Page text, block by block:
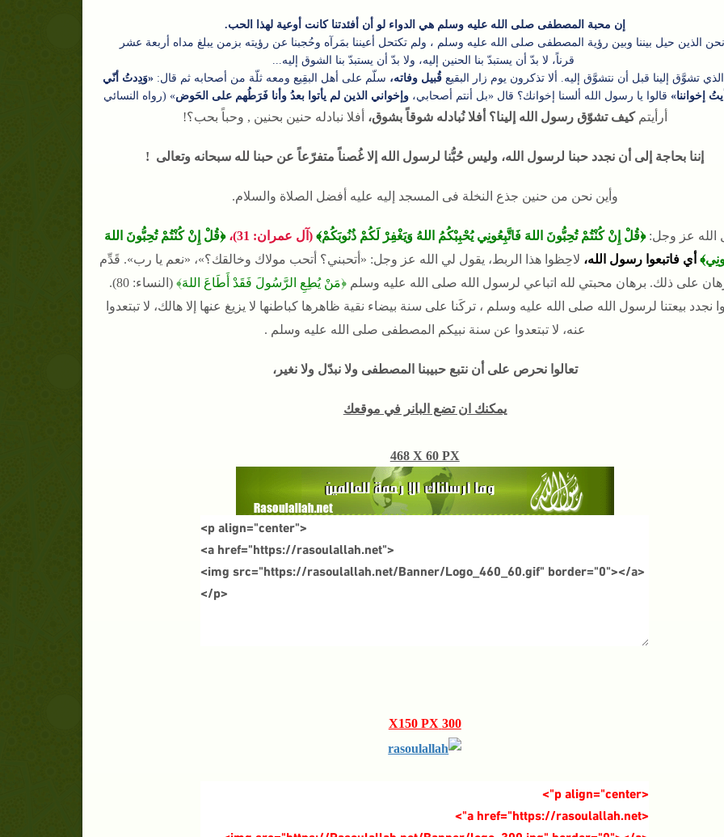
إن محبة المصطفى صلى الله عليه وسلم هي الدواء لو أن أفئدتنا كانت أوعية لهذا الحب.
الذين حيل بيننا وبين رؤية المصطفى صلى الله عليه وسلم ، ولم تكتحل أعيننا بمَرآه وحُجبنا عن رؤيته بزمن يبلغ مداه أربعة عشر
قرناً، لا بدّ أن يستبدّ بنا الحنين إليه، ولا بدّ أن يستبدّ بنا الشوق إليه...
تشوَّق إلينا قبل أن نتشوَّق إليه. ألا تذكرون يوم زار البقيعقُبيل وفاته، سلّم على أهل البقِيع ومعه ثلّة من أصحابه ثم قال: «وَدِدتُ أنّي
إخواننا» قالوا يا رسول الله ألسنا إخوانك؟ قال «بل أنتم أصحابي،وإخواني الذين لم يأتوا بعدُ وأنا فَرَطُهم على الحَوض» (رواه النسائي
أرأيتمكيف تشوّق رسول الله إلينا؟ أفلا نُبادله شوقاً بشوق، أفلا نبادله حنين بحنين , وحباً بحب؟!
إننا بحاجة إلى أن نجدد حبنا لرسول الله، وليس حُبُّنا لرسول الله إلا غُصناً متفرّعاً عن حبنا لله سبحانه وتعالى !
وأين نحن من حنين جذع النخلة فى المسجد إليه عليه أفضل الصلاة والسلام.
الله عز وجل: ﴿قُلْ إِنْ كُنْتُمْ تُحِبُّونَ اللهَ فَاتَّبِعُونِي يُحْبِبْكُمُ اللهُ وَيَغْفِرْ لَكُمْ ذُنُوبَكُمْ﴾ (آل عمران: 31)،
﴿قُلْ إِنْ كُنْتُمْ تُحِبُّونَ اللهَ
أي فاتبعوا رسول الله، لاحِظوا هذا الربط، يقول لي الله عز وجل: «أتحبني؟ أتحب مولاك وخالقك؟»، «نعم يا رب». قَدِّم
على ذلك. برهان محبتي لله اتباعي لرسول الله صلى الله عليه وسلم﴿مَنْ يُطِعِ الرَّسُولَ فَقَدْ أَطَاعَ اللهَ﴾
(النساء: 80).
نجدد بيعتنا لرسول الله صلى الله عليه وسلم ، تركَنا على سنة بيضاء نقية ظاهرها كباطنها لا يزيغ عنها إلا هالك، لا تبتعدوا
عنه، لا تبتعدوا عن سنة نبيكم المصطفى صلى الله عليه وسلم .
تعالوا نحرص على أن نتبع حبيبنا المصطفى ولا نبدّل ولا نغير،
يمكنك ان تضع البانر في موقعك
468 X 60 PX
300 X150 PX